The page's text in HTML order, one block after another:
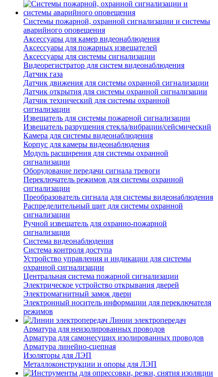
Системы пожарной, охранной сигнализации и системы
аварийного оповещения
Аксессуары для камер видеонаблюдения
Аксессуары для пожарных извещателей
Аксессуары для системы сигнализации
Видеорегистратор для систем видеонаблюдения
Датчик газа
Датчик движения для системы охранной сигнализации
Датчик открытия для системы охранной сигнализации
Датчик технический для системы охранной
сигнализации
Извещатель для системы пожарной сигнализации
Извещатель разрушения стекла/вибрации/сейсмический
Камера для системы видеонаблюдения
Корпус для камеры видеонаблюдения
Модуль расширения для системы охранной
сигнализации
Оборудование передачи сигнала тревоги
Переключатель режимов для системы охранной
сигнализации
Преобразователь сигнала для системы видеонаблюдения
Распределительный щит для системы охранной
сигнализации
Ручной извещатель для охранно-пожарной
сигнализации
Система видеонаблюдения
Система контроля доступа
Устройство управления и индикации для системы
охранной сигнализации
Центральная система пожарной сигнализации
Электрическое устройство открывания дверей
Электромагнитный замок двери
Электронный носитель информации для переключателя
режимов
Линии электропередач
Арматура для неизолированных проводов
Арматура для самонесущих изолированных проводов
Арматура линейно-сцепная
Изоляторы для ЛЭП
Металлоконструкции и опоры для ЛЭП